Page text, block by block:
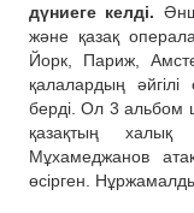
дүниеге келді.
және қазақ
Йорк, Париж,
қалалардың
берді. Ол 3 альбом
қазақтың
Мұхамеджанов
өсірген.